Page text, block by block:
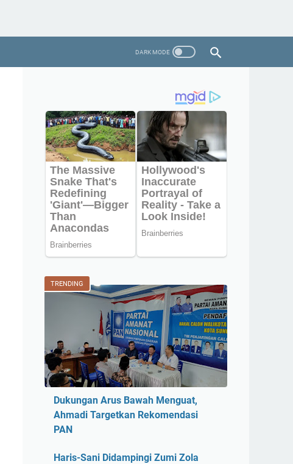
TRENDING
Dukungan Arus Bawah Menguat,
Ahmadi Targetkan Rekomendasi
PAN
Haris-Sani Didampingi Zumi Zola